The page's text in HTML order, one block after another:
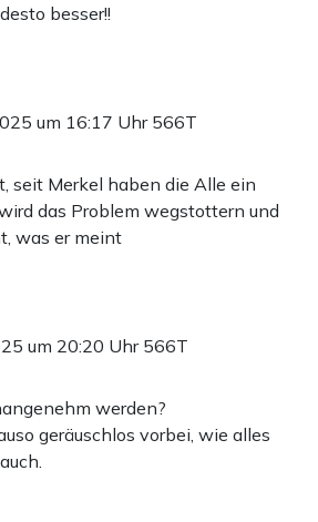
besser!!
um 16:17 Uhr 566T
seit Merkel haben die Alle ein
das Problem wegstottern und
was er meint
um 20:20 Uhr 566T
werden?
geräuschlos vorbei, wie alles